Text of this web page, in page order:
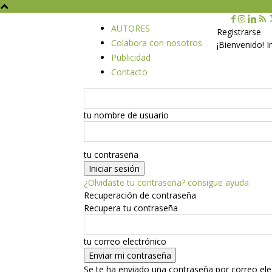
AUTORES
Colabora con nosotros
Publicidad
Contacto
Registrarse
¡Bienvenido!
tu nombre de usuario
tu contraseña
¿Olvidaste tu contraseña? consigue ayuda
Recuperación de contraseña
Recupera tu contraseña
tu correo electrónico
Se te ha enviado una contraseña por correo